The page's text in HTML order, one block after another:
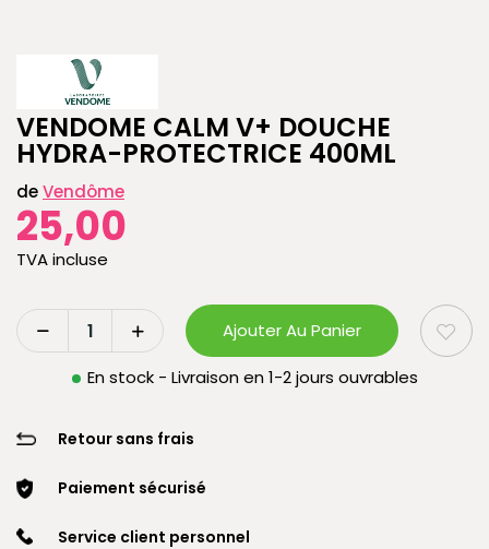
VENDOME CALM V+ DOUCHE
HYDRA-PROTECTRICE 400ML
deVendôme
25,00
TVA incluse
Ajouter Au Panier
En stock - Livraison en 1-2 jours ouvrables
Retour sans frais
Paiement sécurisé
Service client personnel